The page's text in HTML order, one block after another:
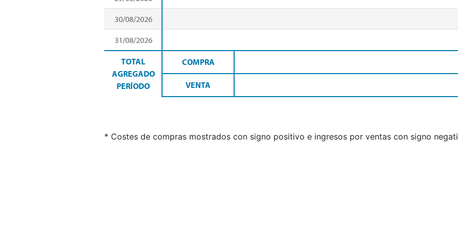
30/08/2026
31/08/2026
TOTAL
AGREGADO
PERÍODO
COMPRA
VENTA
* Costes de compras mostrados con signo positivo e ingresos por ventas con signo